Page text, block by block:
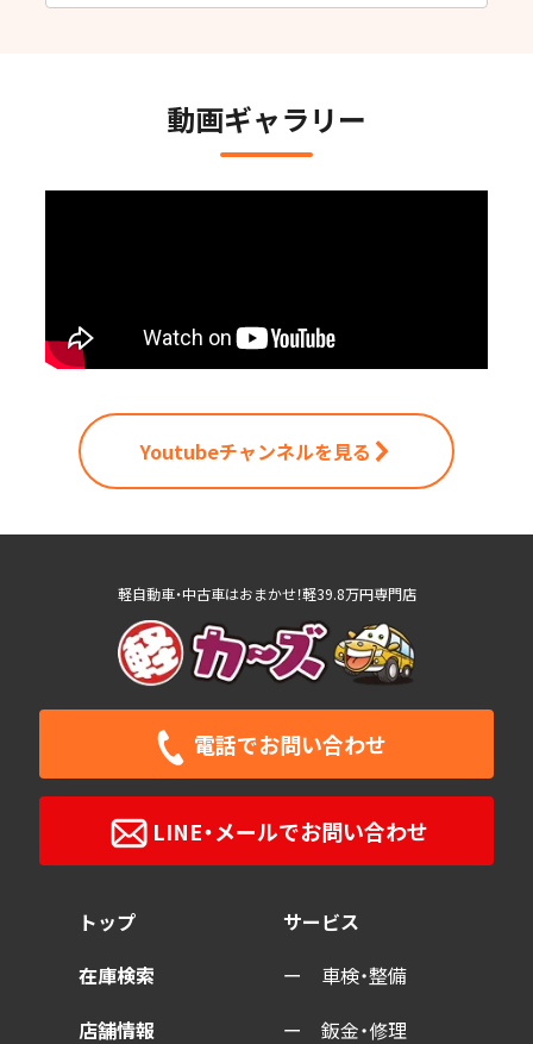
動画ギャラリー
Youtubeチャンネルを見る
軽自動車・中古車はおまかせ！軽39.8万円専門店
電話でお問い合わせ
LINE・メールでお問い合わせ
トップ
在庫検索
店舗情報
サービス
車検・整備
鈑金・修理